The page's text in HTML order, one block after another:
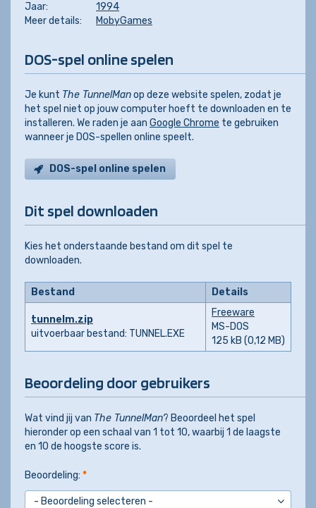
Jaar:
1994
Meer details:
MobyGames
DOS-spel online spelen
Je kunt The TunnelManop deze website spelen, zodat je
het spel niet op jouw computer hoeft te downloaden en te
installeren. We raden je aan Google Chrome te gebruiken
wanneer je DOS-spellen online speelt.
DOS-spel online spelen
Dit spel downloaden
Kies het onderstaande bestand om dit spel te
downloaden.
Bestand Details
tunnelm.zip
uitvoerbaar bestand: TUNNEL.EXE
Freeware
MS-DOS
125 kB (0,12 MB)
Beoordeling door gebruikers
Wat vind jij van The TunnelMan? Beoordeel het spel
hieronder op een schaal van 1 tot 10, waarbij 1 de laagste
en 10 de hoogste score is.
Beoordeling: *